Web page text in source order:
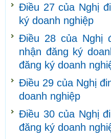
Điều 27 của Nghị
ký doanh nghiệp
Điều 28 của Nghị
nhận đăng ký
đăng ký doanh
Điều 29 của Nghị
doanh nghiệp
Điều 30 của Nghị
đăng ký doanh